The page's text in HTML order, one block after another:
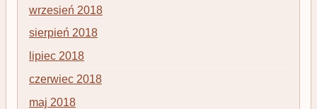
wrzesień 2018
sierpień 2018
lipiec 2018
czerwiec 2018
maj 2018